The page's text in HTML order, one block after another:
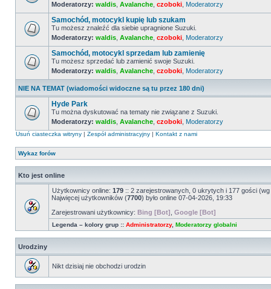
Nie
ma
nieprzeczytanych
postów
Moderatorzy: waldis Avalanche czoboki Moderatorzy
Nie
ma
nieprzeczytanych
postów
Samochód, motocykl kupię lub szukam
Tu możesz znaleźć dla siebie upragnione Suzuki.
Moderatorzy: waldis Avalanche czoboki Moderatorzy
Nie
ma
nieprzeczytanych
postów
Samochód, motocykl sprzedam lub zamienię
Tu możesz sprzedać lub zamienić swoje Suzuki.
Moderatorzy: waldis Avalanche czoboki Moderatorzy
NIE NA TEMAT (wiadomości widoczne są tu przez 180 dni)
Nie
ma
nieprzeczytanych
Hyde Park
Tu można dyskutować na tematy nie związane z Suzuki.
Moderatorzy: waldis Avalanche czoboki Moderatorzy
Usuń ciasteczka witryny | Zespół administracyjny | Kontakt z nami
Wykaz forów
Kto jest online
Użytkownicy online: 179 :: 2 zarejestrowanych, 0 ukrytych i 177 gości
Najwięcej użytkowników (7700) było online 07-04-2026, 19:33
Zarejestrowani użytkownicy: Bing [Bot] Google [Bot]
Legenda – kolory grup :: Administratorzy, Moderatorzy globalni
Urodziny
Nikt dzisiaj nie obchodzi urodzin